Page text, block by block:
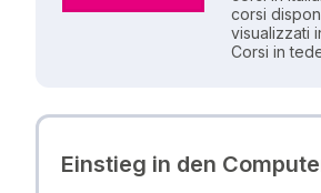
corsi
visualizzati
Corsi in
Einstieg in den